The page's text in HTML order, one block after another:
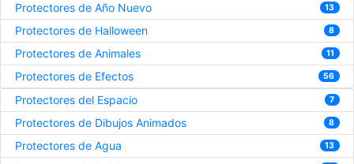
Protectores de Año Nuevo 13
Protectores de Halloween 8
Protectores de Animales 11
Protectores de Efectos 56
Protectores del Espacio 7
Protectores de Dibujos Animados 8
Protectores de Agua 13